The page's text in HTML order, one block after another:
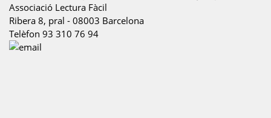
Associació Lectura Fàcil
Ribera 8, pral - 08003 Barcelona
Telèfon 93 310 76 94